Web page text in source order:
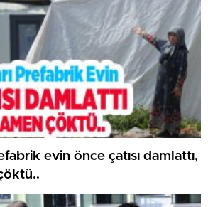
evin önce çatısı damlattı,